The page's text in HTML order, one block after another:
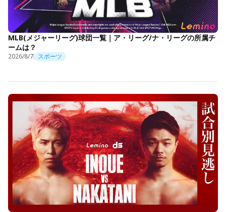
MLB(メジャーリーグ)球団一覧｜ア・リーグ/ナ・リーグの所属チ
ームは？
2026/8/7 スポーツ